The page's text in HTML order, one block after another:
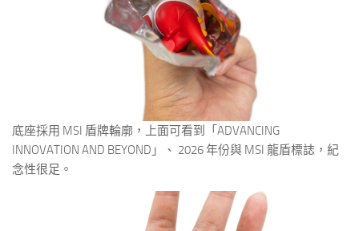
底座採用 MSI 盾牌輪廓，上面可看到「ADVANCING
INNOVATION AND BEYOND」、 2026 年份與 MSI 龍盾標誌，紀
念性很足。